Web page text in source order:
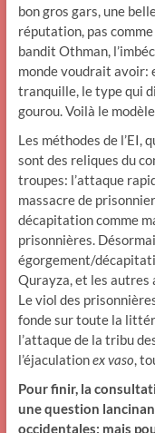
bon gros gars, une
réputation, pas
bandit Othman,
monde voudrait avoir:
tranquille, le type qui
gourou. Voilà le
Les méthodes de l’EI,
sont des reliques du
troupes: l’attaque
massacre de
décapitation comme
prisonnières.
égorgement/
Qurayza, et les autres
Le viol des
fonde sur toute la
l’attaque de la tribu
l’éjaculationex vaso,
Pour finir, la
une question
occidentales: mais